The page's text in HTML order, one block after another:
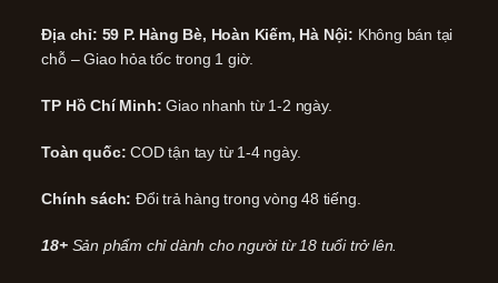
Địa chỉ: 59 P. Hàng Bè, Hoàn Kiếm, Hà Nội: Không bán tại
chỗ – Giao hỏa tốc trong 1 giờ.
TP Hồ Chí Minh: Giao nhanh từ 1-2 ngày.
Toàn quốc: COD tận tay từ 1-4 ngày.
Chính sách: Đổi trả hàng trong vòng 48 tiếng.
18+ Sản phẩm chỉ dành cho người từ 18 tuổi trở lên.